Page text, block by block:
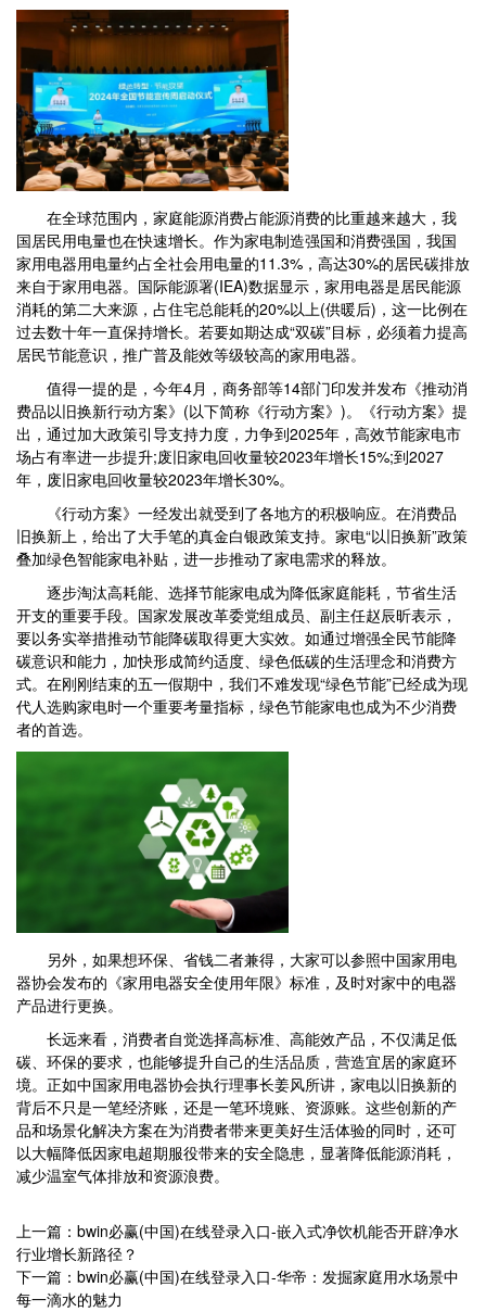
在全球范围内，家庭能源消费占能源消费的比重越来越大，我
国居民用电量也在快速增长。作为家电制造强国和消费强国，我国
家用电器用电量约占全社会用电量的11.3%，高达30%的居民碳排放
来自于家用电器。国际能源署(IEA)数据显示，家用电器是居民能源
消耗的第二大来源，占住宅总能耗的20%以上(供暖后)，这一比例在
过去数十年一直保持增长。若要如期达成“双碳”目标，必须着力提高
居民节能意识，推广普及能效等级较高的家用电器。
值得一提的是，今年4月，商务部等14部门印发并发布《推动消
费品以旧换新行动方案》(以下简称《行动方案》)。《行动方案》提
出，通过加大政策引导支持力度，力争到2025年，高效节能家电市
场占有率进一步提升;废旧家电回收量较2023年增长15%;到2027
年，废旧家电回收量较2023年增长30%。
《行动方案》一经发出就受到了各地方的积极响应。在消费品
旧换新上，给出了大手笔的真金白银政策支持。家电“以旧换新”政策
叠加绿色智能家电补贴，进一步推动了家电需求的释放。
逐步淘汰高耗能、选择节能家电成为降低家庭能耗，节省生活
开支的重要手段。国家发展改革委党组成员、副主任赵辰昕表示，
要以务实举措推动节能降碳取得更大实效。如通过增强全民节能降
碳意识和能力，加快形成简约适度、绿色低碳的生活理念和消费方
式。在刚刚结束的五一假期中，我们不难发现“绿色节能”已经成为现
代人选购家电时一个重要考量指标，绿色节能家电也成为不少消费
者的首选。
另外，如果想环保、省钱二者兼得，大家可以参照中国家用电
器协会发布的《家用电器安全使用年限》标准，及时对家中的电器
产品进行更换。
长远来看，消费者自觉选择高标准、高能效产品，不仅满足低
碳、环保的要求，也能够提升自己的生活品质，营造宜居的家庭环
境。正如中国家用电器协会执行理事长姜风所讲，家电以旧换新的
背后不只是一笔经济账，还是一笔环境账、资源账。这些创新的产
品和场景化解决方案在为消费者带来更美好生活体验的同时，还可
以大幅降低因家电超期服役带来的安全隐患，显著降低能源消耗，
减少温室气体排放和资源浪费。
上一篇：bwin必赢(中国)在线登录入口-嵌入式净饮机能否开辟净水
行业增长新路径？
下一篇：bwin必赢(中国)在线登录入口-华帝：发掘家庭用水场景中
每一滴水的魅力